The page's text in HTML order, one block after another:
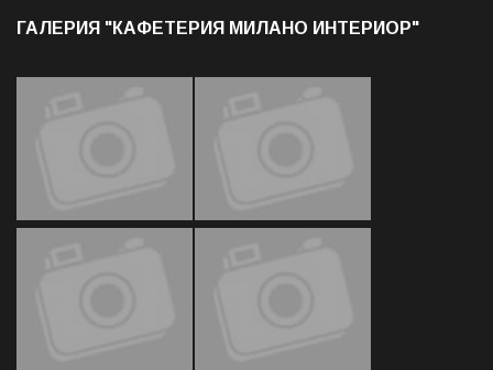
ГАЛЕРИЯ "КАФЕТЕРИЯ МИЛАНО ИНТЕРИОР"